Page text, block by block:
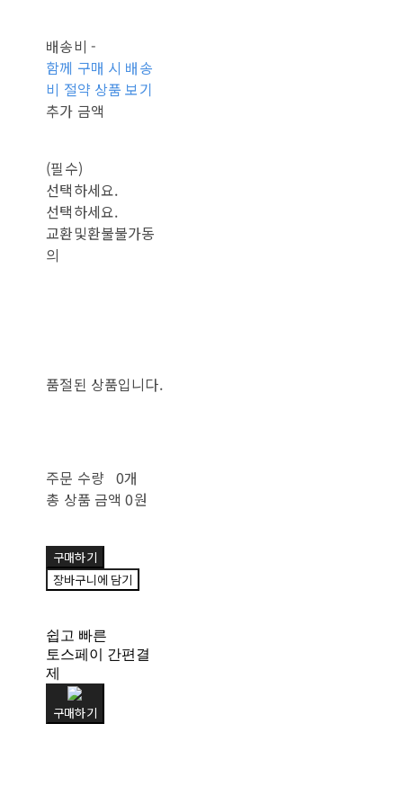
배송비 -
함께 구매 시 배송
비 절약 상품 보기
추가 금액
(필수)
선택하세요.
선택하세요.
교환및환불불가동
의
품절된 상품입니다.
주문 수량 0개
총 상품 금액 0원
구매하기
장바구니에 담기
쉽고 빠른
토스페이 간편결
제
구매하기